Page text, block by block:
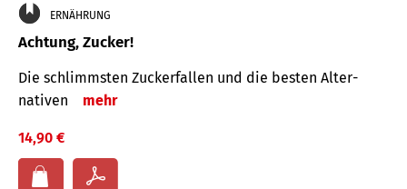
ERNÄHRUNG
Achtung, Zucker!
Die schlimmsten Zucker­fallen und die besten Alter­
nativen
mehr
14,90 €